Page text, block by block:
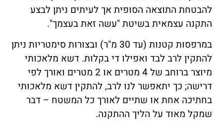
להבטחת התוצאה הסופית אך לעיתים ניתן לבצע
התקנה עצמאית בשיטת "עשה זאת בעצמך".
במרפסות קטנות (עד 30 מ"ר) ובצורות סימטריות ניתן
להתקין לרב לבד ואפילו די בקלות. דשא מלאכותי
מיוצר ברוחב של 4 מטרים או 2 מטרים ואורך לפי
דרישה; כך יתאפשר לנו לרב, להתקין דשא מלאכותי
בחתיכה אחת או שתיים לאורך כל המשטח – דבר
שמקל מאוד על הליך ההתקנה.